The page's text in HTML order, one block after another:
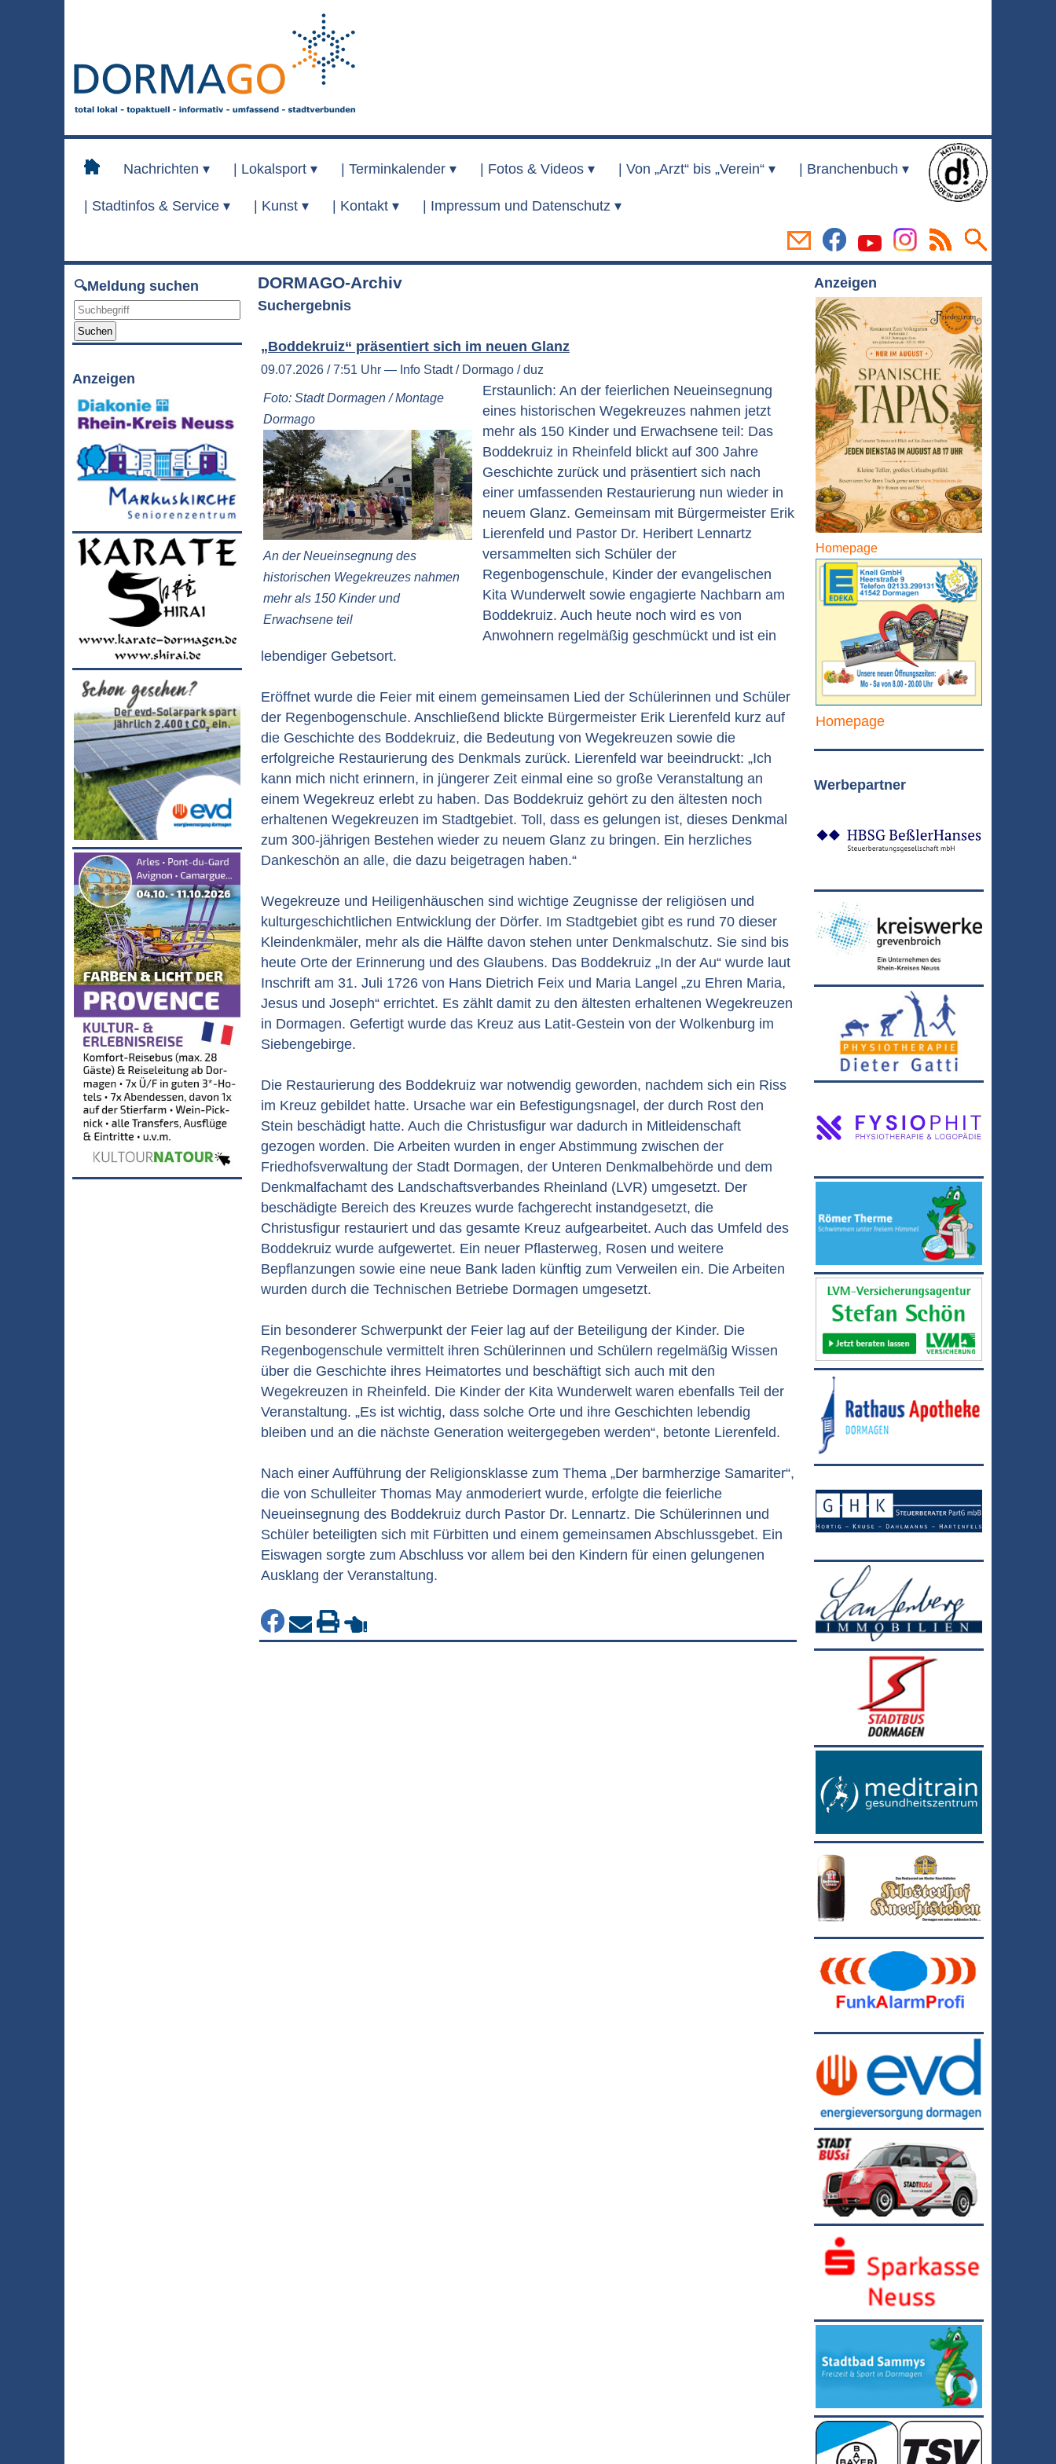
Nachrichten ▾ Lokalsport ▾ Terminkalender ▾ Fotos & Videos ▾ Von „Arzt“ bis „Verein“ ▾ Branchenbuch ▾
Stadtinfos & Service ▾ Kunst ▾ Kontakt ▾ Impressum und Datenschutz ▾
🔍Meldung suchen
Suchen
Anzeigen
DORMAGO-Archiv
Suchergebnis
„Boddekruiz“ präsentiert sich im neuen Glanz
09.07.2026 / 7:51 Uhr — Info Stadt / Dormago / duz
Foto: Stadt Dormagen / Montage
Dormago
An der Neueinsegnung des
historischen Wegekreuzes nahmen
mehr als 150 Kinder und
Erwachsene teil
Erstaunlich: An der feierlichen Neueinsegnung
eines historischen Wegekreuzes nahmen jetzt
mehr als 150 Kinder und Erwachsene teil: Das
Boddekruiz in Rheinfeld blickt auf 300 Jahre
Geschichte zurück und präsentiert sich nach
einer umfassenden Restaurierung nun wieder in
neuem Glanz. Gemeinsam mit Bürgermeister Erik
Lierenfeld und Pastor Dr. Heribert Lennartz
versammelten sich Schüler der
Regenbogenschule, Kinder der evangelischen
Kita Wunderwelt sowie engagierte Nachbarn am
Boddekruiz. Auch heute noch wird es von
Anwohnern regelmäßig geschmückt und ist ein
lebendiger Gebetsort.
Eröffnet wurde die Feier mit einem gemeinsamen Lied der Schülerinnen und Schüler
der Regenbogenschule. Anschließend blickte Bürgermeister Erik Lierenfeld kurz auf
die Geschichte des Boddekruiz, die Bedeutung von Wegekreuzen sowie die
erfolgreiche Restaurierung des Denkmals zurück. Lierenfeld war beeindruckt: „Ich
kann mich nicht erinnern, in jüngerer Zeit einmal eine so große Veranstaltung an
einem Wegekreuz erlebt zu haben. Das Boddekruiz gehört zu den ältesten noch
erhaltenen Wegekreuzen im Stadtgebiet. Toll, dass es gelungen ist, dieses Denkmal
zum 300-jährigen Bestehen wieder zu neuem Glanz zu bringen. Ein herzliches
Dankeschön an alle, die dazu beigetragen haben.“
Wegekreuze und Heiligenhäuschen sind wichtige Zeugnisse der religiösen und
kulturgeschichtlichen Entwicklung der Dörfer. Im Stadtgebiet gibt es rund 70 dieser
Kleindenkmäler, mehr als die Hälfte davon stehen unter Denkmalschutz. Sie sind bis
heute Orte der Erinnerung und des Glaubens. Das Boddekruiz „In der Au“ wurde laut
Inschrift am 31. Juli 1726 von Hans Dietrich Feix und Maria Langel „zu Ehren Maria,
Jesus und Joseph“ errichtet. Es zählt damit zu den ältesten erhaltenen Wegekreuzen
in Dormagen. Gefertigt wurde das Kreuz aus Latit-Gestein von der Wolkenburg im
Siebengebirge.
Die Restaurierung des Boddekruiz war notwendig geworden, nachdem sich ein Riss
im Kreuz gebildet hatte. Ursache war ein Befestigungsnagel, der durch Rost den
Stein beschädigt hatte. Auch die Christusfigur war dadurch in Mitleidenschaft
gezogen worden. Die Arbeiten wurden in enger Abstimmung zwischen der
Friedhofsverwaltung der Stadt Dormagen, der Unteren Denkmalbehörde und dem
Denkmalfachamt des Landschaftsverbandes Rheinland (LVR) umgesetzt. Der
beschädigte Bereich des Kreuzes wurde fachgerecht instandgesetzt, die
Christusfigur restauriert und das gesamte Kreuz aufgearbeitet. Auch das Umfeld des
Boddekruiz wurde aufgewertet. Ein neuer Pflasterweg, Rosen und weitere
Bepflanzungen sowie eine neue Bank laden künftig zum Verweilen ein. Die Arbeiten
wurden durch die Technischen Betriebe Dormagen umgesetzt.
Ein besonderer Schwerpunkt der Feier lag auf der Beteiligung der Kinder. Die
Regenbogenschule vermittelt ihren Schülerinnen und Schülern regelmäßig Wissen
über die Geschichte ihres Heimatortes und beschäftigt sich auch mit den
Wegekreuzen in Rheinfeld. Die Kinder der Kita Wunderwelt waren ebenfalls Teil der
Veranstaltung. „Es ist wichtig, dass solche Orte und ihre Geschichten lebendig
bleiben und an die nächste Generation weitergegeben werden“, betonte Lierenfeld.
Nach einer Aufführung der Religionsklasse zum Thema „Der barmherzige Samariter“,
die von Schulleiter Thomas May anmoderiert wurde, erfolgte die feierliche
Neueinsegnung des Boddekruiz durch Pastor Dr. Lennartz. Die Schülerinnen und
Schüler beteiligten sich mit Fürbitten und einem gemeinsamen Abschlussgebet. Ein
Eiswagen sorgte zum Abschluss vor allem bei den Kindern für einen gelungenen
Ausklang der Veranstaltung.
Anzeigen
Homepage
Homepage
Werbepartner